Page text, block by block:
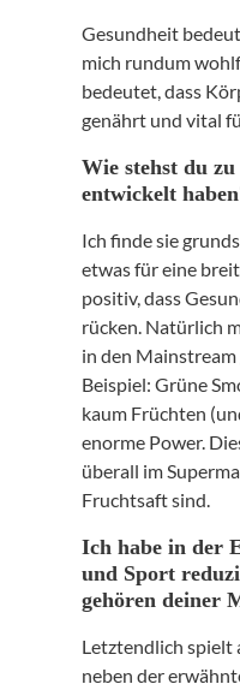
Gesundheit
mich rundum
bedeutet, dass
genährt und vital
Wie stehst du
entwickelt
Ich finde sie
etwas für eine
positiv, dass
rücken. Natürlich
in den
Beispiel: Grüne
kaum Früchten
enorme Power.
überall im
Fruchtsaft sind.
Ich habe in der
und Sport
gehören deiner
Letztendlich spielt
neben der